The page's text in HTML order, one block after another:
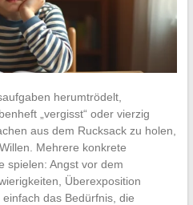
herumtrödelt,
„vergisst“ oder vierzig
aus dem Rucksack zu holen,
Mehrere konkrete
spielen: Angst vor dem
Überexposition
das Bedürfnis, die